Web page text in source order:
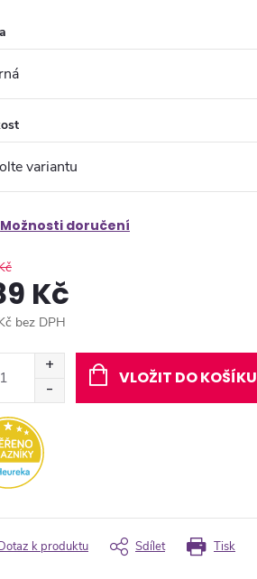
Možnosti doručení
Kč
bez DPH
VLOŽIT DO KOŠÍKU
Tisk
k produktu Sdílet